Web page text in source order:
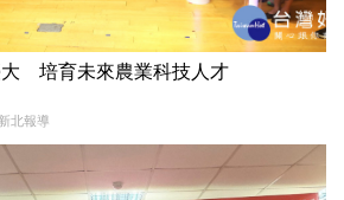
大 培育未來農業科技人才
北報導